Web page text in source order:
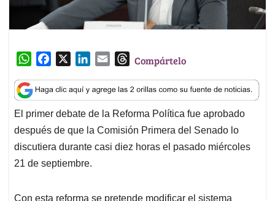
W
a
t
s
A
p
p
c
e
b
o
o
k
n
k
e
d
I
a
i
T
r
e
a
d
s
Compártelo
El primer debate de la Reforma Política fue aprobado
después de que la Comisión Primera del Senado lo
discutiera durante casi diez horas el pasado miércoles
21 de septiembre.
Con esta reforma se pretende modificar el sistema